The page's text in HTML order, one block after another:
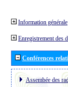
Information générale
Enregistrement des
Conférences
Assembée des